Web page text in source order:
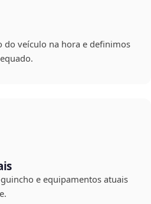
do veículo na hora e definimos
e equipamentos atuais